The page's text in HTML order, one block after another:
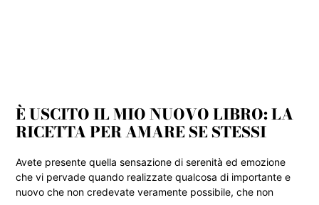
È USCITO IL MIO NUOVO LIBRO: LA
RICETTA PER AMARE SE STESSI
Avete presente quella sensazione di serenità ed emozione
che vi pervade quando realizzate qualcosa di importante e
nuovo che non credevate veramente possibile, che non